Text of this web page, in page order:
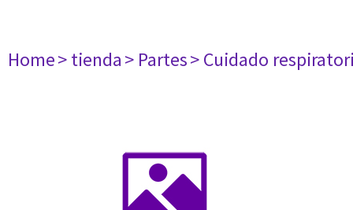
Home> tienda> Partes> Cuidado